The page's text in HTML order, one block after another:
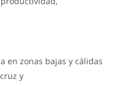
en zonas bajas y cálidas
y